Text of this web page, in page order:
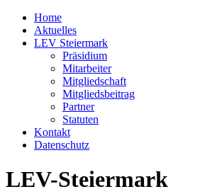
Home
Aktuelles
LEV Steiermark
Präsidium
Mitarbeiter
Mitgliedschaft
Mitgliedsbeitrag
Partner
Statuten
Kontakt
Datenschutz
LEV-Steiermark